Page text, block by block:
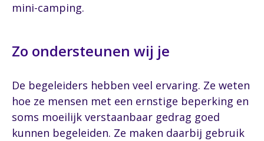
mini-camping.
Zo ondersteunen wij je
De begeleiders hebben veel ervaring. Ze weten
hoe ze mensen met een ernstige beperking en
soms moeilijk verstaanbaar gedrag goed
kunnen begeleiden. Ze maken daarbij gebruik